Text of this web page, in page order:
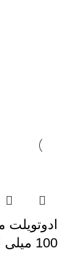
ادوتویلت
100 میلی لیتر